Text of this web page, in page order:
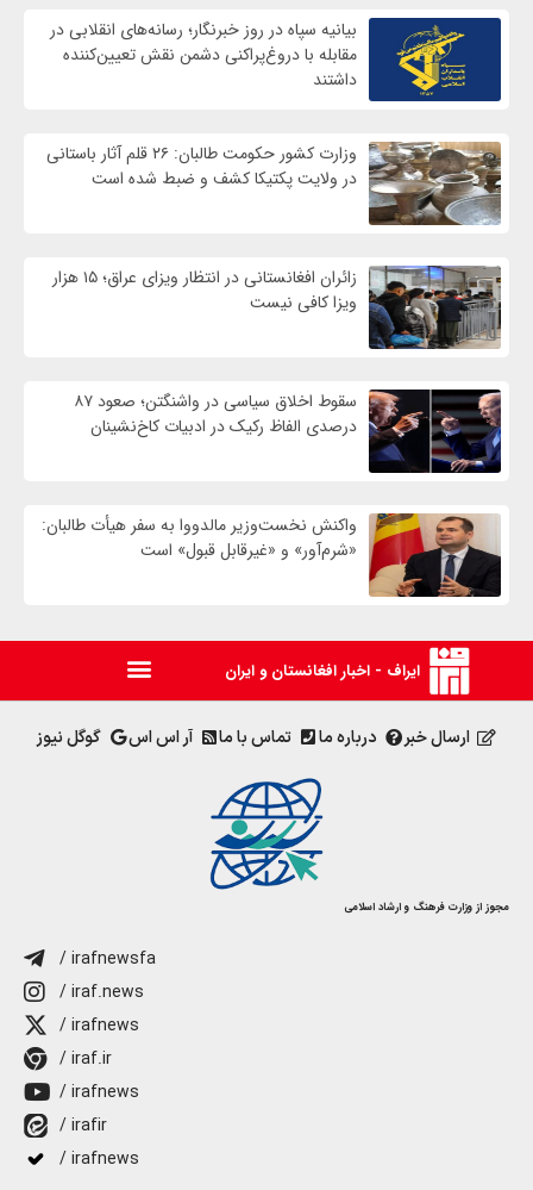
بیانیه سپاه در روز خبرنگار؛ رسانه‌های انقلابی در
مقابله با دروغ‌پراکنی دشمن نقش تعیین‌کننده
داشتند
وزارت کشور حکومت طالبان: ۲۶ قلم آثار باستانی
در ولایت پکتیکا کشف و ضبط شده است
زائران افغانستانی در انتظار ویزای عراق؛ ۱۵ هزار
ویزا کافی نیست
سقوط اخلاق سیاسی در واشنگتن؛ صعود ۸۷
درصدی الفاظ رکیک در ادبیات کاخ‌نشینان
واکنش نخست‌وزیر مالدووا به سفر هیأت طالبان:
«شرم‌آور» و «غیرقابل قبول» است
ایراف - اخبار افغانستان و ایران
ارسال خبر درباره ما تماس با ما آر اس اس گوگل نیوز
مجوز از وزارت فرهنگ و ارشاد اسلامی
/ irafnewsfa
/ iraf.news
/ irafnews
/ iraf.ir
/ irafnews
/ irafir
/ irafnews